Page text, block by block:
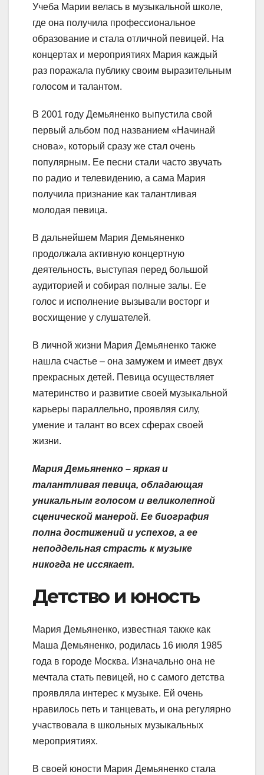
Учеба Марии велась в музыкальной школе,
где она получила профессиональное
образование и стала отличной певицей. На
концертах и мероприятиях Мария каждый
раз поражала публику своим выразительным
голосом и талантом.
В 2001 году Демьяненко выпустила свой
первый альбом под названием «Начинай
снова», который сразу же стал очень
популярным. Ее песни стали часто звучать
по радио и телевидению, а сама Мария
получила признание как талантливая
молодая певица.
В дальнейшем Мария Демьяненко
продолжала активную концертную
деятельность, выступая перед большой
аудиторией и собирая полные залы. Ее
голос и исполнение вызывали восторг и
восхищение у слушателей.
В личной жизни Мария Демьяненко также
нашла счастье – она замужем и имеет двух
прекрасных детей. Певица осуществляет
материнство и развитие своей музыкальной
карьеры параллельно, проявляя силу,
умение и талант во всех сферах своей
жизни.
Мария Демьяненко – яркая и
талантливая певица, обладающая
уникальным голосом и великолепной
сценической манерой. Ее биография
полна достижений и успехов, а ее
неподдельная страсть к музыке
никогда не иссякает.
Детство и юность
Мария Демьяненко, известная также как
Маша Демьяненко, родилась 16 июля 1985
года в городе Москва. Изначально она не
мечтала стать певицей, но с самого детства
проявляла интерес к музыке. Ей очень
нравилось петь и танцевать, и она регулярно
участвовала в школьных музыкальных
мероприятиях.
В своей юности Мария Демьяненко стала